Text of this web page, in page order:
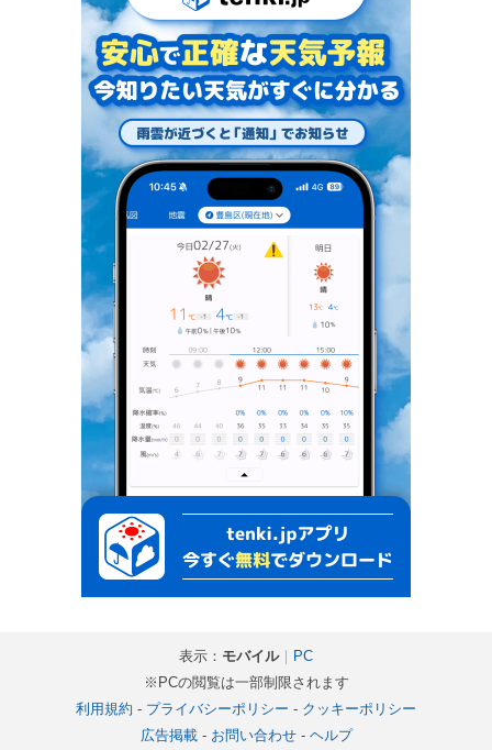
表示： モバイル｜ PC
※PCの閲覧は一部制限されます
利用規約 - プライバシーポリシー - クッキーポリシー
広告掲載- お問い合わせ- ヘルプ